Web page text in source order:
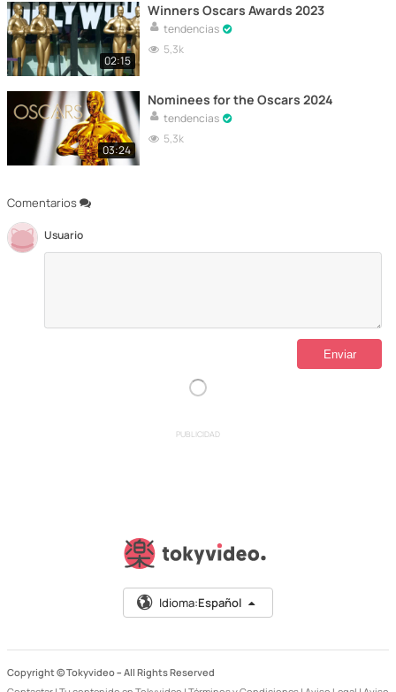
Comentarios
Usuario
02:15
Winners Oscars Awards 2023
tendencias
5,3k
03:24
Nominees for the Oscars 2024
tendencias
5,3k
PUBLICIDAD
Idioma:Español
Copyright © Tokyvideo – All Rights Reserved